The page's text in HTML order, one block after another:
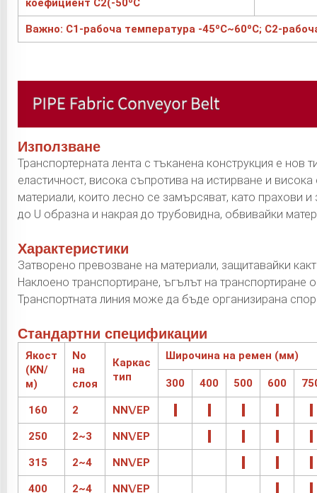
коефициент C2(-50ºC
Важно: C1-рабоча температура -45ºC~60ºC; C2-
Използване
Транспортерната лента с тъканена конструкция е нов
еластичност, висока съпротива на истирване и
материали, които лесно се замърсяват, като прахови
до U образна и накрая до трубовидна, обвивайки
Характеристики
Затворено превозване на материали, защитавайки
Наклоено транспортиране, ъгълът на транспортиране
Транспортната линия може да бъде организирана
Стандартни спецификации
Якост
(KN/
м)
No
на
слоя
Каркас
тип
Широчина на ремен (мм)
300 400 500 600
160 2 NN\/EP
250 2~3 NN\/EP
315 2~4 NN\/EP
400 2~4 NN\/EP